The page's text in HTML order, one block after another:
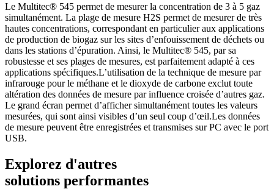
Le Multitec® 545 permet de mesurer la concentration de 3 à 5 gaz
simultanément. La plage de mesure H2S permet de mesurer de très
hautes concentrations, correspondant en particulier aux applications
de production de biogaz sur les sites d’enfouissement de déchets ou
dans les stations d’épuration. Ainsi, le Multitec® 545, par sa
robustesse et ses plages de mesures, est parfaitement adapté à ces
applications spécifiques.L’utilisation de la technique de mesure par
infrarouge pour le méthane et le dioxyde de carbone exclut toute
altération des données de mesure par influence croisée d’autres gaz.
Le grand écran permet d’afficher simultanément toutes les valeurs
mesurées, qui sont ainsi visibles d’un seul coup d’œil.Les données
de mesure peuvent être enregistrées et transmises sur PC avec le port
USB.
Explorez d'autres
solutions performantes